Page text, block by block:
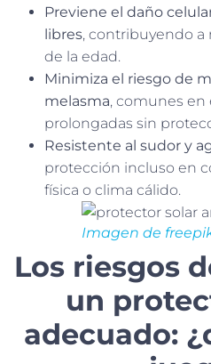
Previene el daño
libres, contribuyendo a
de la edad.
Minimiza el riesgo de
melasma, comunes en
prolongadas sin
Resistente al sudor y
protección incluso en
física o clima cálido.
Imagen de
Los riesgos
un
adecuado: